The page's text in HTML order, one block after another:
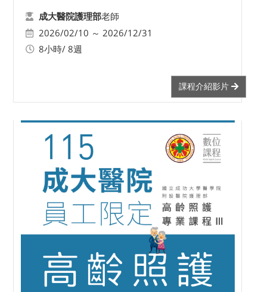
成大醫院護理部老師
2026/02/10 ～ 2026/12/31
8小時/ 8週
課程介紹影片